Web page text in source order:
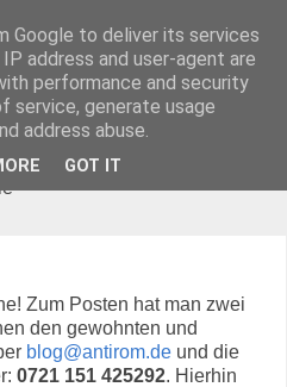
Zum Posten hat man zwei
den gewohnten und
blog@antirom.de und die
0721 151 425292. Hierhin
Google to deliver its services
address and user-agent are
performance and security
service, generate usage
address abuse.
GOT IT